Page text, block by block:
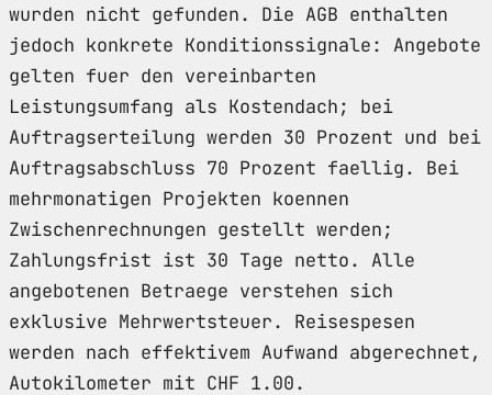
wurden nicht gefunden. Die AGB enthalten
jedoch konkrete Konditionssignale: Angebote
gelten fuer den vereinbarten
Leistungsumfang als Kostendach; bei
Auftragserteilung werden 30 Prozent und bei
Auftragsabschluss 70 Prozent faellig. Bei
mehrmonatigen Projekten koennen
Zwischenrechnungen gestellt werden;
Zahlungsfrist ist 30 Tage netto. Alle
angebotenen Betraege verstehen sich
exklusive Mehrwertsteuer. Reisespesen
werden nach effektivem Aufwand abgerechnet,
Autokilometer mit CHF 1.00.